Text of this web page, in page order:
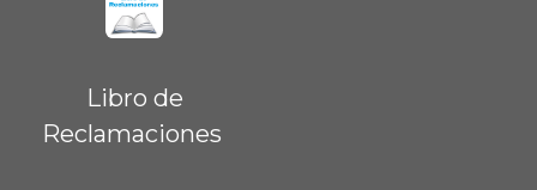
Libro de
Reclamaciones